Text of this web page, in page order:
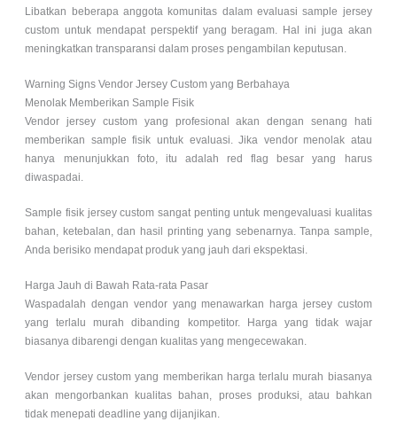
Libatkan beberapa anggota komunitas dalam evaluasi sample jersey
custom untuk mendapat perspektif yang beragam. Hal ini juga akan
meningkatkan transparansi dalam proses pengambilan keputusan.
Warning Signs Vendor Jersey Custom yang Berbahaya
Menolak Memberikan Sample Fisik
Vendor jersey custom yang profesional akan dengan senang hati
memberikan sample fisik untuk evaluasi. Jika vendor menolak atau
hanya menunjukkan foto, itu adalah red flag besar yang harus
diwaspadai.
Sample fisik jersey custom sangat penting untuk mengevaluasi kualitas
bahan, ketebalan, dan hasil printing yang sebenarnya. Tanpa sample,
Anda berisiko mendapat produk yang jauh dari ekspektasi.
Harga Jauh di Bawah Rata-rata Pasar
Waspadalah dengan vendor yang menawarkan harga jersey custom
yang terlalu murah dibanding kompetitor. Harga yang tidak wajar
biasanya dibarengi dengan kualitas yang mengecewakan.
Vendor jersey custom yang memberikan harga terlalu murah biasanya
akan mengorbankan kualitas bahan, proses produksi, atau bahkan
tidak menepati deadline yang dijanjikan.